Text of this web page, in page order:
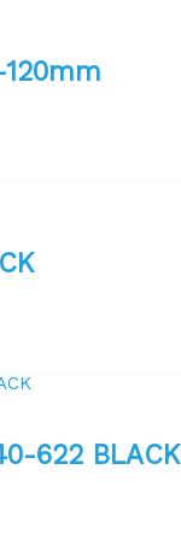
120mm
622 BLACK